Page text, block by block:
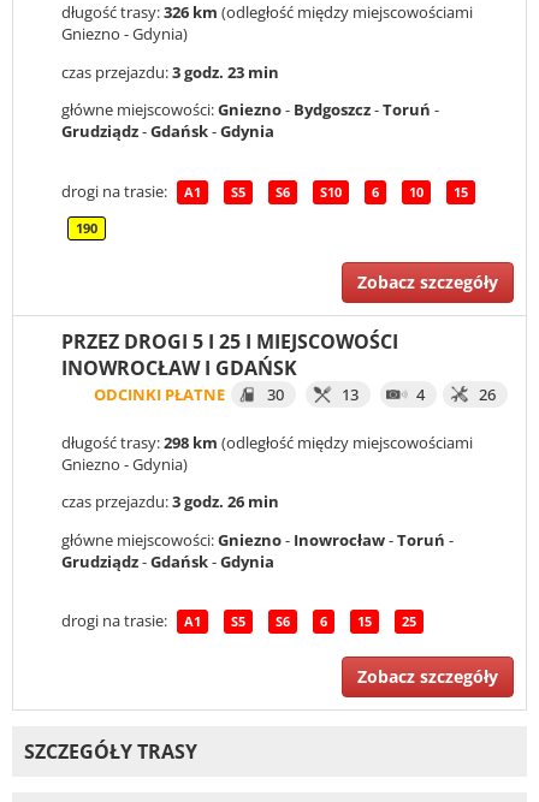
długość trasy:326 km (odległość między miejscowościami
Gniezno - Gdynia)
czas przejazdu:3 godz. 23 min
główne miejscowości:Gniezno- Bydgoszcz-Toruń -
Grudziądz-Gdańsk-Gdynia
drogi na trasie: A1 S5 S6 S10 6 10 15
190
Zobacz szczegóły
PRZEZ DROGI 5 I 25 I MIEJSCOWOŚCI
INOWROCŁAW I GDAŃSK
ODCINKI PŁATNE 30 13 4 26
długość trasy:298 km (odległość między miejscowościami
Gniezno - Gdynia)
czas przejazdu:3 godz. 26 min
główne miejscowości:Gniezno- Inowrocław-Toruń -
Grudziądz-Gdańsk-Gdynia
drogi na trasie: A1 S5 S6 6 15 25
Zobacz szczegóły
SZCZEGÓŁY TRASY